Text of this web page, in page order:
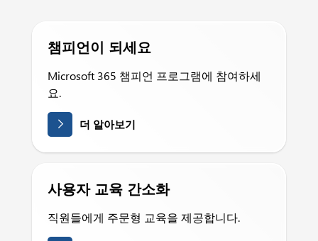
챔피언이 되세요
Microsoft 365 챔피언 프로그램에 참여하세
요.
더 알아보기
사용자 교육 간소화
직원들에게 주문형 교육을 제공합니다.